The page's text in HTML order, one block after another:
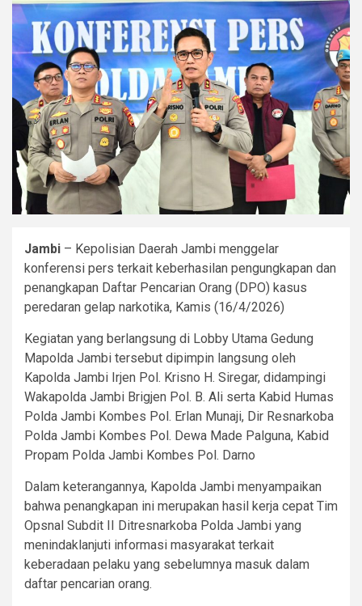
Jambi – Kepolisian Daerah Jambi menggelar
konferensi pers terkait keberhasilan pengungkapan dan
penangkapan Daftar Pencarian Orang (DPO) kasus
peredaran gelap narkotika, Kamis (16/4/2026)
Kegiatan yang berlangsung di Lobby Utama Gedung
Mapolda Jambi tersebut dipimpin langsung oleh
Kapolda Jambi Irjen Pol. Krisno H. Siregar, didampingi
Wakapolda Jambi Brigjen Pol. B. Ali serta Kabid Humas
Polda Jambi Kombes Pol. Erlan Munaji, Dir Resnarkoba
Polda Jambi Kombes Pol. Dewa Made Palguna, Kabid
Propam Polda Jambi Kombes Pol. Darno
Dalam keterangannya, Kapolda Jambi menyampaikan
bahwa penangkapan ini merupakan hasil kerja cepat Tim
Opsnal Subdit II Ditresnarkoba Polda Jambi yang
menindaklanjuti informasi masyarakat terkait
keberadaan pelaku yang sebelumnya masuk dalam
daftar pencarian orang.